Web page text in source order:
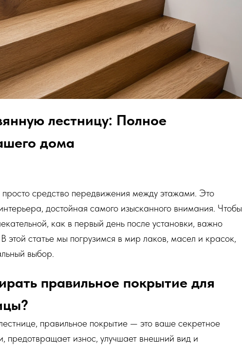
лестницу: Полное
дома
средство передвижения между этажами. Это
достойная самого изысканного внимания. Чтобы
как в первый день после установки, важно
этой статье мы погрузимся в мир лаков, масел и красок,
выбор.
правильное покрытие для
правильное покрытие — это ваше секретное
предотвращает износ, улучшает внешний вид и